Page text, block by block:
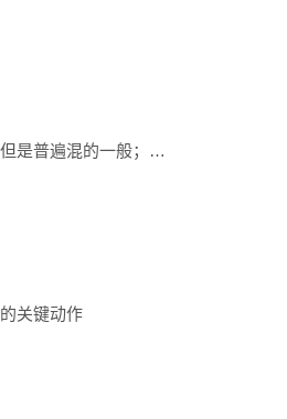
农村出来的大学生，非常努力但是普遍混的一般；读书时候大家差距不大，毕业后大家回到了各自的阶层，差距很大
关键动作